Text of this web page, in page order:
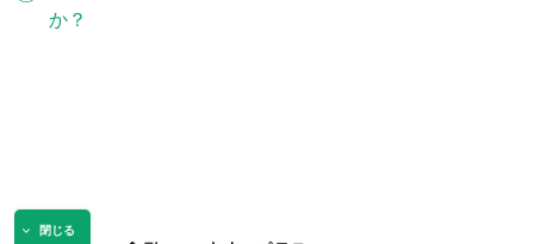
か？
閉じる